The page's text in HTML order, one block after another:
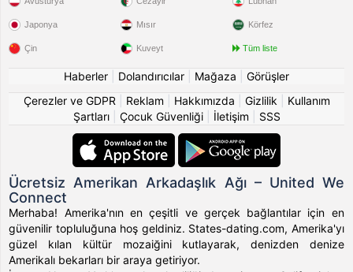
Japonya
Çin
Mısır
Kuveyt
Körfez
Tüm liste
Haberler Dolandırıcılar Mağaza
Görüşler
Çerezler ve GDPR
Reklam Hakkımızda Gizlilik
Kullanım
Şartları| Çocuk Güvenliği| İletişim SSS
Ücretsiz Amerikan Arkadaşlık Ağı – United We
Connect
Merhaba! Amerika'nın en çeşitli ve gerçek bağlantılar için en
güvenilir topluluğuna hoş geldiniz. States-dating.com, Amerika'yı
güzel kılan kültür mozaiğini kutlayarak, denizden denize
Amerikalı bekarları bir araya getiriyor.